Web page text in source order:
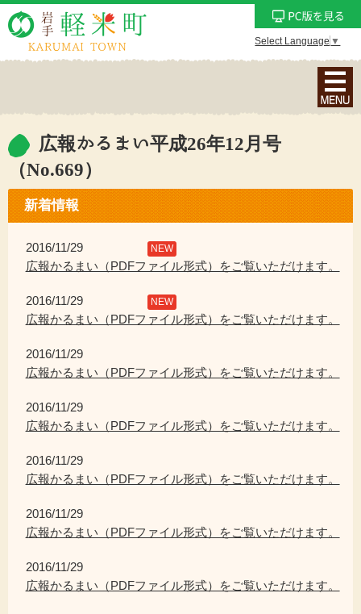
Select Language ▼
ナ
ビ
ン
メ
表
広報かるまい平成26年12月号
（No.669）
新着情報
2016/11/29 NEW
広報かるまい（PDFファイル形式）をご覧いただけます。
2016/11/29 NEW
広報かるまい（PDFファイル形式）をご覧いただけます。
2016/11/29
広報かるまい（PDFファイル形式）をご覧いただけます。
2016/11/29
広報かるまい（PDFファイル形式）をご覧いただけます。
2016/11/29
広報かるまい（PDFファイル形式）をご覧いただけます。
2016/11/29
広報かるまい（PDFファイル形式）をご覧いただけます。
2016/11/29
広報かるまい（PDFファイル形式）をご覧いただけます。